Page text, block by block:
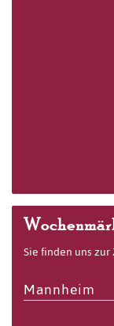
Sie finden uns
Mannheim